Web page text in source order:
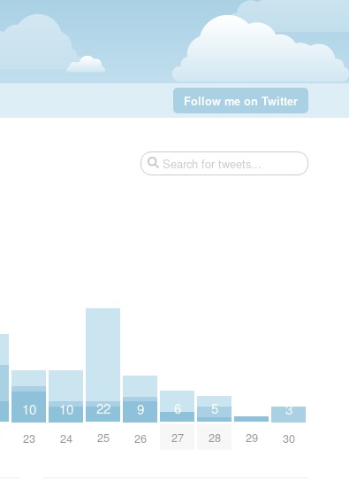
Follow me on Twitter
10
23
10
24
22
25
9
26
6
27
5
28 29
3
30